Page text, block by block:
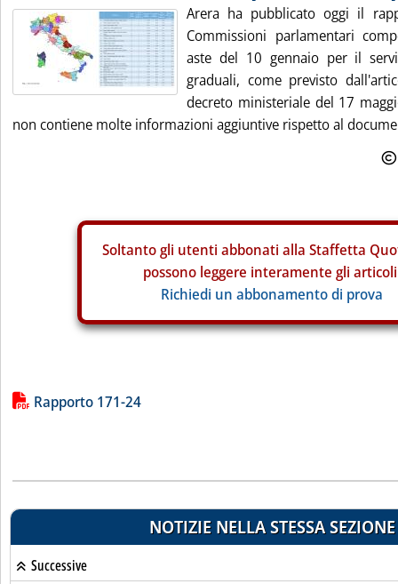
Arera ha pubblicato oggi il
Commissioni parlamentari
aste del 10 gennaio per il
graduali, come previsto
decreto ministeriale del 17
non contiene molte informazioni aggiuntive rispetto al
Soltanto gli utenti abbonati alla Staffetta
possono leggere interamente gli
Richiedi un abbonamento di prova
Lista allegati PDF alla notizia
Rapporto 171-24
NOTIZIE NELLA STESSA SEZIONE
Successive